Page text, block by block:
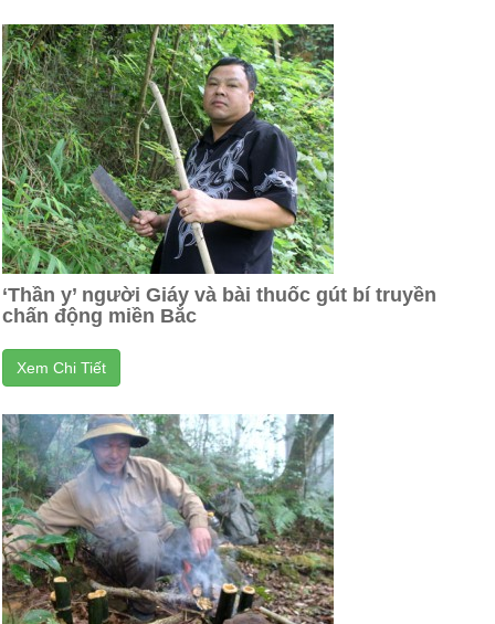
‘Thần y’ người Giáy và bài thuốc gút bí truyền
chấn động miền Bắc
Xem Chi Tiết